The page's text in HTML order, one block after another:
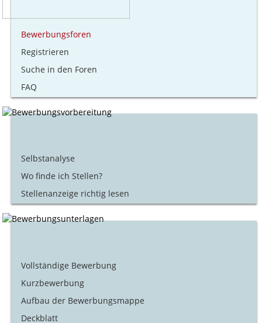
Bewerbungsforen
Registrieren
Suche in den Foren
FAQ
Selbstanalyse
Wo finde ich Stellen?
Stellenanzeige richtig lesen
Vollständige Bewerbung
Kurzbewerbung
Aufbau der Bewerbungsmappe
Deckblatt